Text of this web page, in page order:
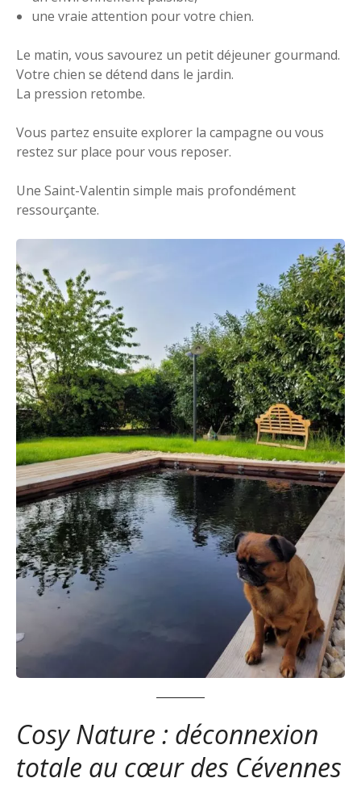
une vraie attention pour votre chien.
Le matin, vous savourez un petit déjeuner gourmand.
Votre chien se détend dans le jardin.
La pression retombe.
Vous partez ensuite explorer la campagne ou vous
restez sur place pour vous reposer.
Une Saint-Valentin simple mais profondément
ressourçante.
Cosy Nature : déconnexion
totale au cœur des Cévennes